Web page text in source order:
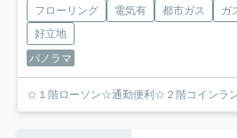
フローリング 電気有 都市ガス ガ
好立地
パノラマ
☆１階ローソン☆通勤便利☆２階コインラ